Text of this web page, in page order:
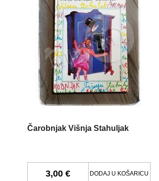
Čarobnjak Višnja Stahuljak
3,00 € DODAJ U KOŠARICU